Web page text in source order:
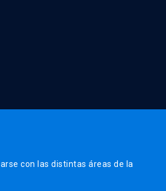
con las distintas áreas de la